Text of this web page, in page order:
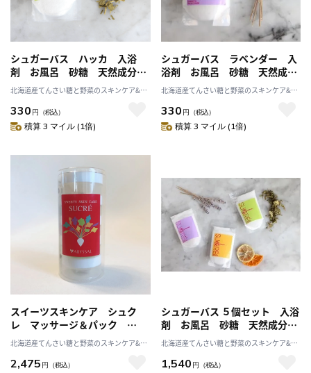
シュガーバス ハッカ 入浴
剤 お風呂 砂糖 天然成分
無添加 精油 バスタイム
北海道産てんさい糖と野菜のスキンケア&ヘ
330 円 （税込）
積算 3 マイル (1倍)
シュガーバス ラベンダー 入
浴剤 お風呂 砂糖 天然成
分 無添加 精油 バスタイム
北海道産てんさい糖と野菜のスキンケア&ヘ
330 円 （税込）
積算 3 マイル (1倍)
スイーツスキンケア シュク
レ マッサージ＆パック
10g ５個セット シュガース
クラブ 無添加 保湿 北海
道 乾燥 天然成分
北海道産てんさい糖と野菜のスキンケア&ヘ
2,475 円 （税込）
シュガーバス ５個セット 入浴
剤 お風呂 砂糖 天然成分
無添加 精油 バスタイム
北海道産てんさい糖と野菜のスキンケア&ヘ
1,540 円 （税込）